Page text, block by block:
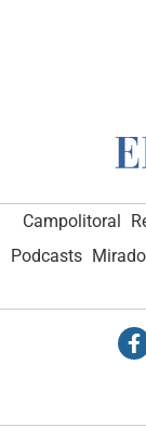
Campolitoral
Podcasts